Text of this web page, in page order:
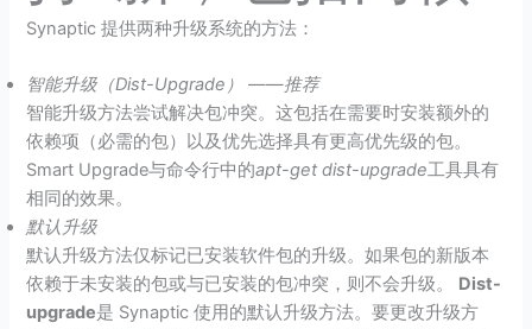
Synaptic 提供两种升级系统的方法：
智能升级（Dist-Upgrade） ——推荐
智能升级方法尝试解决包冲突。这包括在需要时安装额外的
依赖项（必需的包）以及优先选择具有更高优先级的包。
Smart Upgrade与命令行中的apt-get dist-upgrade工具具有
相同的效果。
默认升级
默认升级方法仅标记已安装软件包的升级。如果包的新版本
依赖于未安装的包或与已安装的包冲突，则不会升级。 Dist-
upgrade是 Synaptic 使用的默认升级方法。要更改升级方